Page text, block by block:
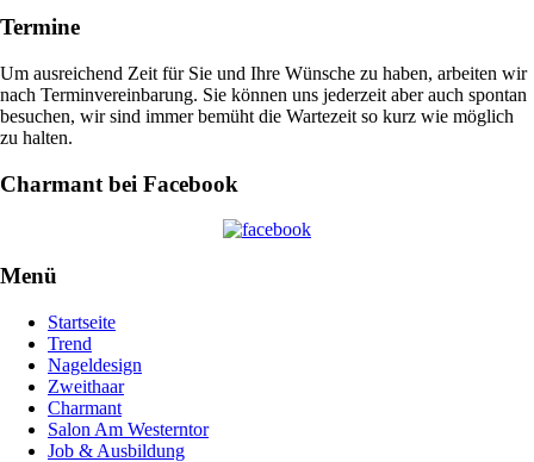
Termine
Um ausreichend Zeit für Sie und Ihre Wünsche zu haben, arbeiten wir
nach Terminvereinbarung. Sie können uns jederzeit aber auch spontan
besuchen, wir sind immer bemüht die Wartezeit so kurz wie möglich
zu halten.
Charmant bei Facebook
Menü
Startseite
Trend
Nageldesign
Zweithaar
Charmant
Salon Am Westerntor
Job & Ausbildung